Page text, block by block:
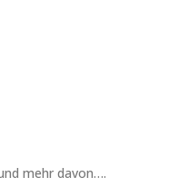
mehr davon….